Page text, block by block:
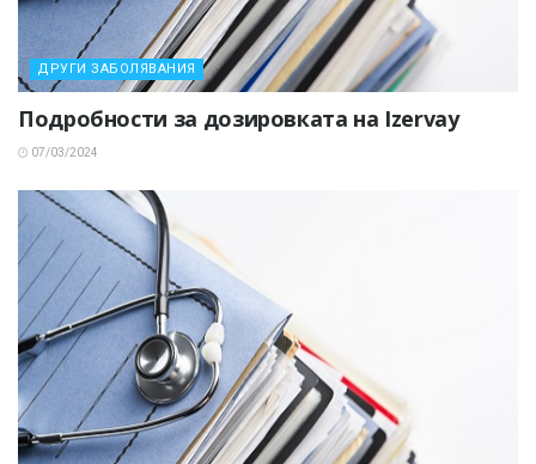
ДРУГИ ЗАБОЛЯВАНИЯ
Подробности за дозировката на Izervay
07/03/2024